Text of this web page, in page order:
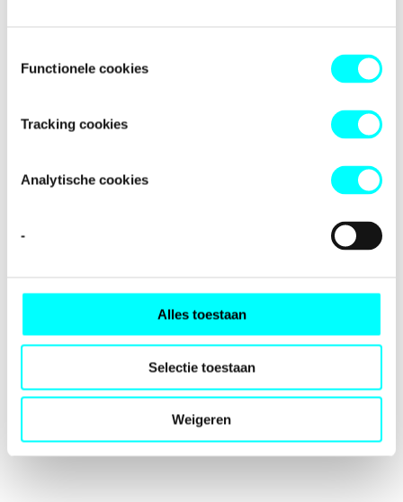
Functionele cookies
Tracking cookies
Analytische cookies
-
Alles toestaan
Selectie toestaan
Weigeren
-side exception has occurred while
browser consolefor